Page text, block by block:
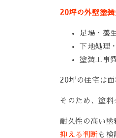
20坪の外壁塗
足場・養
下地処理
塗装工事
20坪の住宅は
そのため、塗料
耐久性の高い
抑える判断 も検